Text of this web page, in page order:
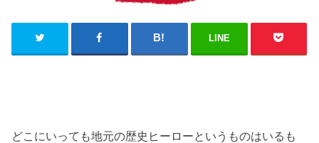
LINE
どこにいっても地元の歴史ヒーローというものはいるも